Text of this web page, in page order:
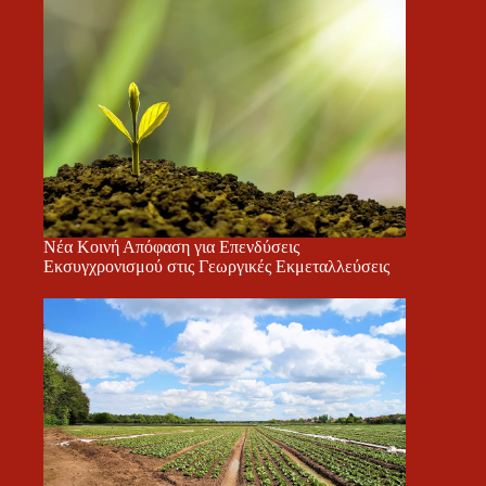
Νέα Κοινή Απόφαση για Επενδύσεις
Εκσυγχρονισμού στις Γεωργικές Εκμεταλλεύσεις